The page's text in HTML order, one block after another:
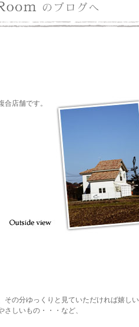
店舗です。
その分ゆっくりと見ていただければ嬉し
しいもの・・・など、